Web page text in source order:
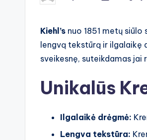
by
Kiehl’s nuo 1851 metų siūlo
lengvą tekstūrą ir ilgalaikę
sveikesnę, suteikdamas jai
Unikalūs
Ilgalaikė drėgmė:
Lengva tekstūra: